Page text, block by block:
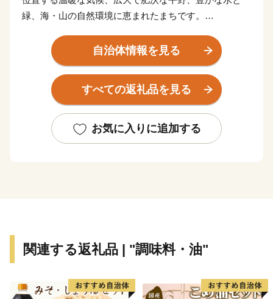
緑、海・山の自然環境に恵まれたまちです。
冬地(国の特別天然記念物に指定)や江戸時代、要衝の地
として薩摩藩最大の外城が置かれた、
出水麓武家屋敷群(国の重要伝統的建造物保存地区に選
定)などを有しており、往時の面影が今も残る「ツルと
自治体情報を見る
すべての返礼品を見る
お気に入りに追加する
関連する返礼品 | "調味料・油"